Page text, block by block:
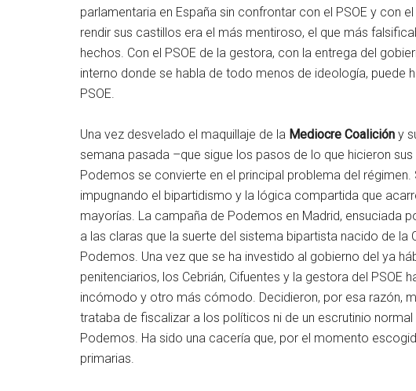
parlamentaria en España sin confrontar con el PSOE y con
rendir sus castillos era el más mentiroso, el que más
hechos. Con el PSOE de la gestora, con la entrega del
interno donde se habla de todo menos de ideología, puede
PSOE.
Una vez desvelado el maquillaje de la Mediocre Coalición y
semana pasada –que sigue los pasos de lo que hicieron
Podemos se convierte en el principal problema del
impugnando el bipartidismo y la lógica compartida que
mayorías. La campaña de Podemos en Madrid, ensuciada
a las claras que la suerte del sistema bipartista nacido de
Podemos. Una vez que se ha investido al gobierno del ya
penitenciarios, los Cebrián, Cifuentes y la gestora del PSOE
incómodo y otro más cómodo. Decidieron, por esa razón,
trataba de fiscalizar a los políticos ni de un escrutinio
Podemos. Ha sido una cacería que, por el momento
primarias.